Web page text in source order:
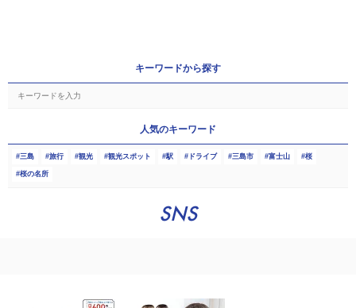
キーワードから探す
人気のキーワード
三島 旅行 観光 観光スポット 駅 ドライブ 三島市 富士山 桜
桜の名所
SNS